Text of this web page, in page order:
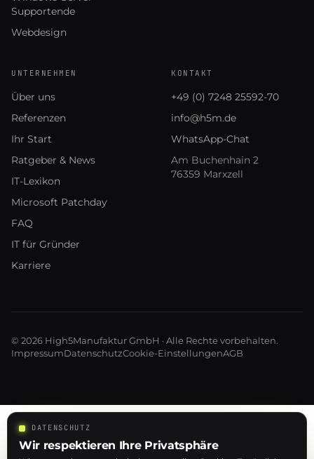
Supportende
Webdesign
UNTERNEHMEN
Über uns
Referenzen
Ihr Start
Ratgeber & News
IT-Lexikon
Microsoft Patchday
FAQ
IT für Gründer
Karriere
KONTAKT
+49 (0) 7248 25592-70
info@h5m.de
WhatsApp-Chat
Am Buchenhain 2
76359 Marxzell
© 2026 High5Manufaktur GmbH · Alle Rechte vorbehalten.
ImpressumDatenschutzCookie-EinstellungenAGB
DATENSCHUTZ
Wir respektieren Ihre Privatsphäre